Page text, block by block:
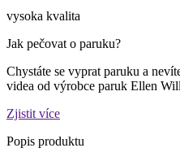
vysoka kvalita
Jak pečovat o paruku?
Chystáte se vyprat paruku a
videa od výrobce paruk Ellen
Zjistit více
Popis produktu